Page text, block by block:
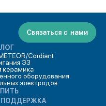
Связаться с нами
Cordiant
ЭЗ
керамика
оборудования
электродов
ПОДДЕРЖКА